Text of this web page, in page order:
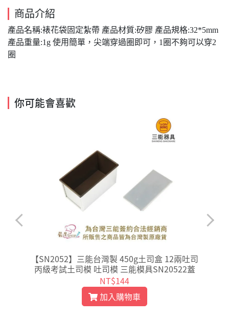
商品介紹
產品名稱:裱花袋固定紮帶 產品材質:矽膠 產品規格:32*5mm
產品重量:1g 使用簡單，尖端穿過圈即可，1圈不夠可以穿2
圈
你可能會喜歡
【SN2052】三能台灣製 450g土司盒 12兩吐司
丙級考試土司模 吐司模 三能模具SN20522蓋
NT$144
加入購物車